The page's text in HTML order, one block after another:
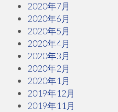
2020年7月
2020年6月
2020年5月
2020年4月
2020年3月
2020年2月
2020年1月
2019年12月
2019年11月